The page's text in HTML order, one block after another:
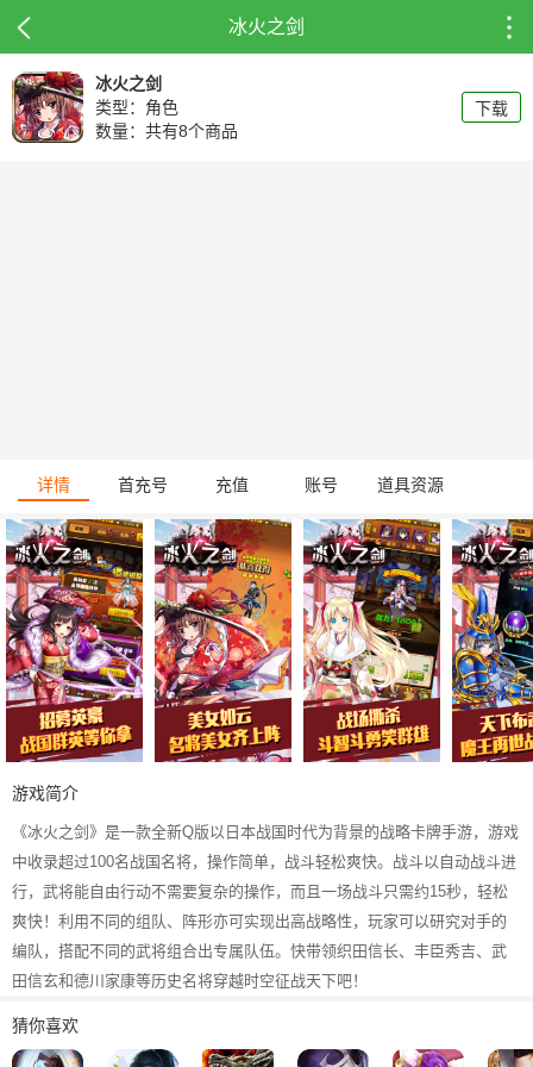
冰火之剑
冰火之剑
类型：角色
数量：共有8个商品
下载
详情 首充号 充值 账号 道具资源
游戏简介
《冰火之剑》是一款全新Q版以日本战国时代为背景的战略卡牌手游，游戏
中收录超过100名战国名将，操作简单，战斗轻松爽快。战斗以自动战斗进
行，武将能自由行动不需要复杂的操作，而且一场战斗只需约15秒，轻松
爽快！利用不同的组队、阵形亦可实现出高战略性，玩家可以研究对手的
编队，搭配不同的武将组合出专属队伍。快带领织田信长、丰臣秀吉、武
田信玄和德川家康等历史名将穿越时空征战天下吧！
猜你喜欢